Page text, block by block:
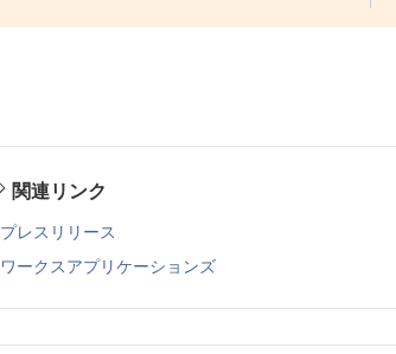
関連リンク
プレスリリース
ワークスアプリケーションズ